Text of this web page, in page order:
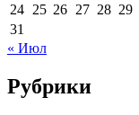
24 25 26 27 28 29
31
« Июл
Рубрики